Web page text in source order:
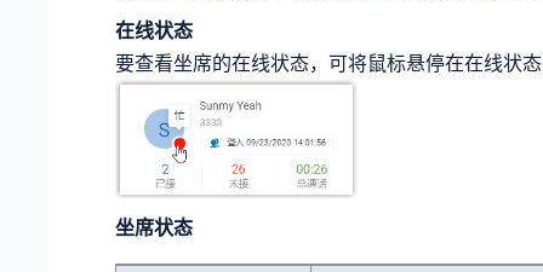
在线状态
要查看坐席的在线状态，可将鼠标悬停在在线状
坐席状态